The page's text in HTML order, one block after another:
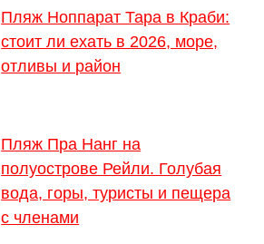
Пляж Ноппарат Тара в Краби:
стоит ли ехать в 2026, море,
отливы и район
Пляж Пра Нанг на
полуострове Рейли. Голубая
вода, горы, туристы и пещера
с членами